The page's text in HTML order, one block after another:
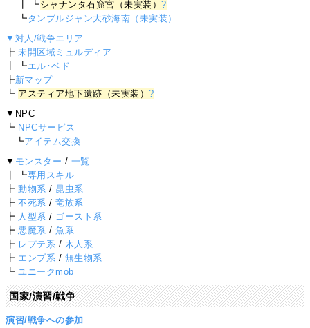
┃ ┗シャナンタ石窟宮（未実装）?
┗ タンブルジャン大砂海南（未実装）
▼対人/戦争エリア
┣未開区域ミュルディア
┃ ┗エル･ベド
┣新マップ
┗ アスティア地下遺跡（未実装）?
▼NPC
┗ NPCサービス
┗アイテム交換
▼ モンスター / 一覧
┃ ┗専用スキル
┣動物系 / 昆虫系
┣不死系 /竜族系
┣ 人型系 / ゴースト系
┣悪魔系 /魚系
┣ レプテ系 / 木人系
┣ エンブ系 / 無生物系
┗ユニークmob
国家/演習/戦争
演習/戦争への参加